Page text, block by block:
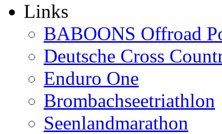
Links
BABOONS Offroad
Deutsche Cross
Enduro One
Brombachseetriathlon
Seenlandmarathon